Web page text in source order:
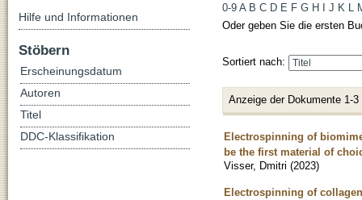
0-9 A B C D E F G H J K L
Oder geben Sie die ersten
Sortiert nach:
Anzeige der Dokumente 1-3
Electrospinning of
be the first material of
Visser, Dmitri (2023)
Electrospinning of
Hilfe und Informationen
Stöbern
Erscheinungsdatum
Autoren
Titel
DDC-Klassifikation